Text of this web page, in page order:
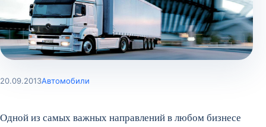
20.09.2013Автомобили
Одной из самых важных направлений в любом бизнесе